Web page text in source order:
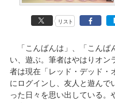
リスト
「こんばんは」、「こんば
い、遊ぶ。筆者はやはりオン
者は現在「レッド・デッド・
にログインし、友人と遊んで
った日々を思い出している。